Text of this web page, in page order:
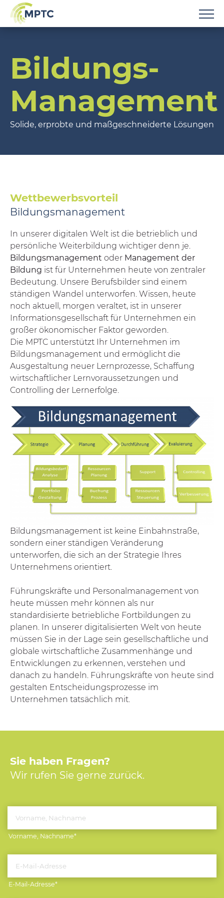
Bildungs-
Management
Solide, erprobte und maßgeschneiderte Lösungen
Wettbewerbsvorteil
Bildungsmanagement
In unserer digitalen Welt ist die betrieblich und
persönliche Weiterbildung wichtiger denn je.
Bildungsmanagement oder Management der
Bildung ist für Unternehmen heute von zentraler
Bedeutung. Unsere Berufsbilder sind einem
ständigen Wandel unterworfen. Wissen, heute
noch aktuell, morgen veraltet, ist in unserer
Informationsgesellschaft für Unternehmen ein
großer ökonomischer Faktor geworden.
Die MPTC unterstützt Ihr Unternehmen im
Bildungsmanagement und ermöglicht die
Ausgestaltung neuer Lernprozesse, Schaffung
wirtschaftlicher Lernvoraussetzungen und
Controlling der Lernerfolge.
Bildungsmanagement ist keine Einbahnstraße,
sondern einer ständigen Veränderung
unterworfen, die sich an der Strategie Ihres
Unternehmens orientiert.
Führungskräfte und Personalmanagement von
heute müssen mehr können als nur
standardisierte betriebliche Fortbildungen zu
planen. In unserer digitalisierten Welt von heute
müssen Sie in der Lage sein gesellschaftliche und
globale wirtschaftliche Zusammenhänge und
Entwicklungen zu erkennen, verstehen und
danach zu handeln. Führungskräfte von heute sind
gestalten Entscheidungsprozesse im
Unternehmen tatsächlich mit.
Sie haben Fragen?
Wir rufen Sie gerne zurück.
Pflichtfeld
Vorname, Nachname*
Pflichtfeld
E-Mail-Adresse*